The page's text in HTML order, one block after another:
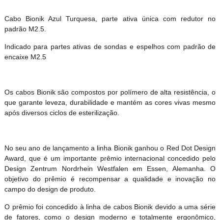
Cabo Bionik Azul Turquesa, parte ativa única com redutor no
padrão M2.5.
Indicado para partes ativas de sondas e espelhos com padrão de
encaixe M2.5
Os cabos Bionik são compostos por polímero de alta resistência, o
que garante leveza, durabilidade e mantém as cores vivas mesmo
após diversos ciclos de esterilização.
No seu ano de lançamento a linha Bionik ganhou o Red Dot Design
Award, que é um importante prêmio internacional concedido pelo
Design Zentrum Nordrhein Westfalen em Essen, Alemanha. O
objetivo do prêmio é recompensar a qualidade e inovação no
campo do design de produto.
O prêmio foi concedido à linha de cabos Bionik devido a uma série
de fatores, como o design moderno e totalmente ergonômico,